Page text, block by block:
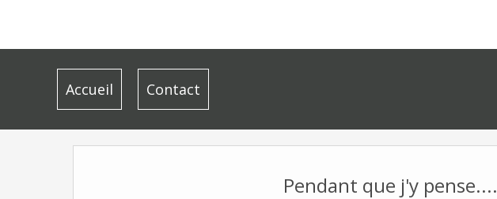
Accueil Contact
Pendant que j'y pense....